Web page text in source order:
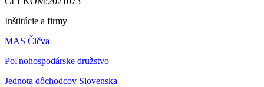
Inštitúcie a firmy
MAS Čičva
Poľnohospodárske družstvo
Jednota dôchodcov Slovenska